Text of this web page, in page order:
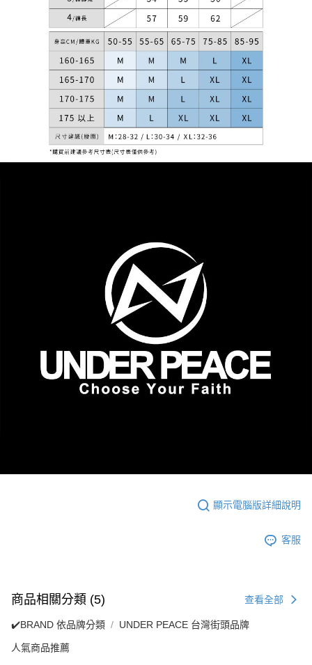
顯示電腦版詳細說明
客服
商品相關分類 (5) 查看全部
✔️BRAND 依品牌分類 UNDER PEACE 台灣街頭品牌
人氣商品推薦